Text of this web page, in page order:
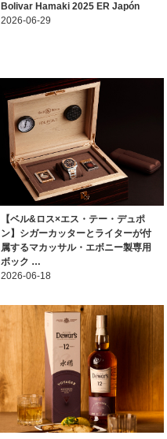
Bolivar Hamaki 2025 ER Japón
2026-06-29
【ベル&ロス×エス・テー・デュポ
ン】シガーカッターとライターが付
属するマカッサル・エボニー製専用
ボック …
2026-06-18